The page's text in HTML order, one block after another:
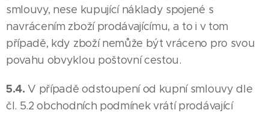
smlouvy, nese kupující náklady spojené s
navrácením zboží prodávajícímu, a to i v tom
případě, kdy zboží nemůže být vráceno pro svou
povahu obvyklou poštovní cestou.
5.4.V případě odstoupení od kupní smlouvy dle
čl. 5.2 obchodních podmínek vrátí prodávající